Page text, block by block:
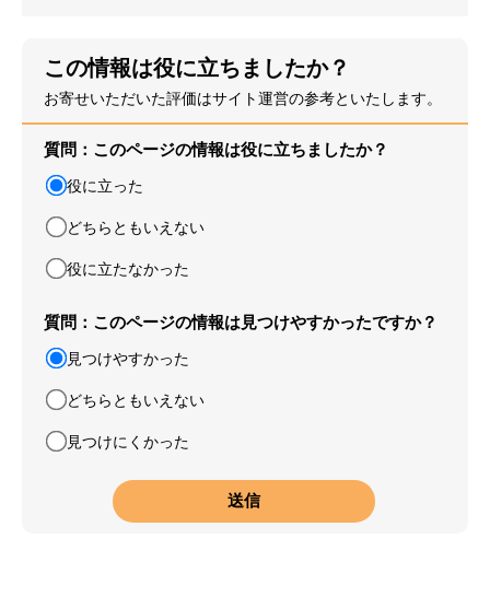
この情報は役に立ちましたか？
お寄せいただいた評価はサイト運営の参考といたします。
質問：このページの情報は役に立ちましたか？
役に立った
どちらともいえない
役に立たなかった
質問：このページの情報は見つけやすかったですか？
見つけやすかった
どちらともいえない
見つけにくかった